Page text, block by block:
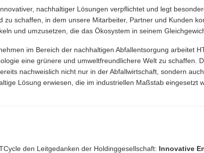
nachhaltiger Lösungen verpflichtet und legt
zu schaffen, in dem unsere Mitarbeiter, Partner und Kunden
und umzusetzen, die das Ökosystem in seinem
im Bereich der nachhaltigen Abfallentsorgung arbeitet
eine grünere und umweltfreundlichere Welt zu schaffen.
nachweislich nicht nur in der Abfallwirtschaft, sondern
Lösung erwiesen, die im industriellen Maßstab eingesetzt
den Leitgedanken der Holdinggesellschaft: Innovative